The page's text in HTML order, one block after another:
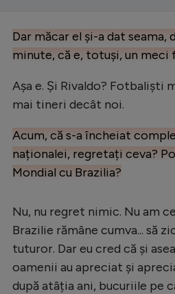
Dar măcar el și-a dat seama,
minute, că e, totuși, un meci
Așa e. Și Rivaldo? Fotbaliști
mai tineri decât noi.
Acum, că s-a încheiat
naționalei, regretați ceva?
Mondial cu Brazilia?
Nu, nu regret nimic. Nu am
Brazilie rămâne cumva... să
tuturor. Dar eu cred că și
oamenii au apreciat și
după atâția ani, bucuriile pe